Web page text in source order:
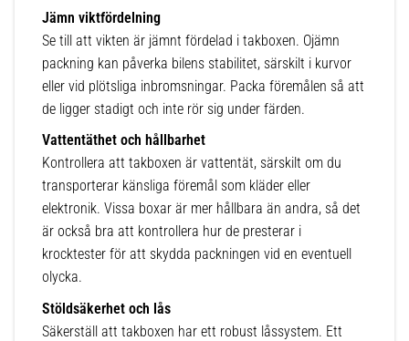
Jämn viktfördelning
Se till att vikten är jämnt fördelad i takboxen. Ojämn
packning kan påverka bilens stabilitet, särskilt i kurvor
eller vid plötsliga inbromsningar. Packa föremålen så att
de ligger stadigt och inte rör sig under färden.
Vattentäthet och hållbarhet
Kontrollera att takboxen är vattentät, särskilt om du
transporterar känsliga föremål som kläder eller
elektronik. Vissa boxar är mer hållbara än andra, så det
är också bra att kontrollera hur de presterar i
krocktester för att skydda packningen vid en eventuell
olycka.
Stöldsäkerhet och lås
Säkerställ att takboxen har ett robust låssystem. Ett